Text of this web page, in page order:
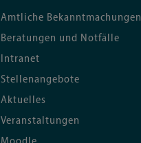
Amtliche Bekanntmachungen
Beratungen und Notfälle
Intranet
Stellenangebote
Aktuelles
Veranstaltungen